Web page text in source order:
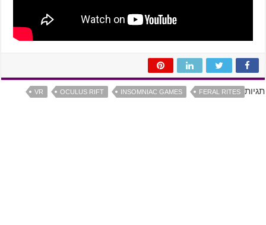
תגיות FERAL RITES
INSOMNIAC GAMES
OCULUS RIFT
VR